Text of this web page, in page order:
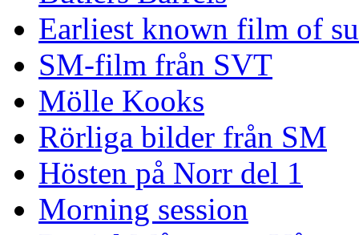
Earliest known film of
SM-film från SVT
Mölle Kooks
Rörliga bilder från SM
Hösten på Norr del 1
Morning session